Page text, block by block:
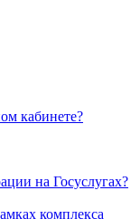
кабинете?
на Госуслугах?
комплекса